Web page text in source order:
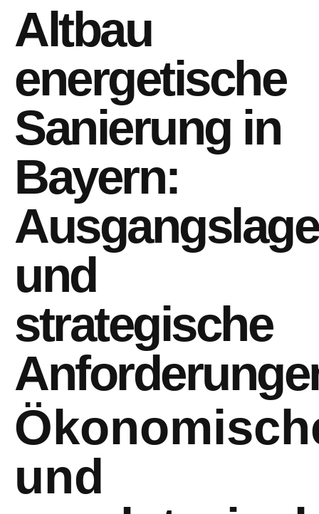
Altbau
energetische
Sanierung in
Bayern:
Ausgangslage
und
strategische
und